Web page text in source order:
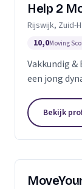
Help 2
Rijswijk, Zuid-
10,0Moving
Vakkundig &
een jong
Vraag naar
Bekijk